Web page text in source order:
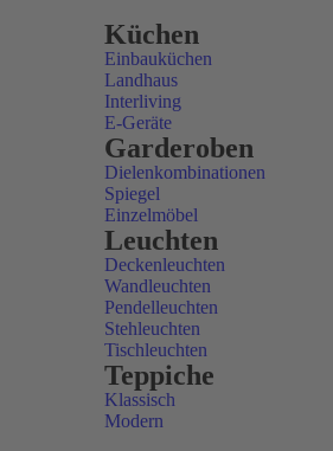
Küchen
Einbauküchen
Landhaus
Interliving
E-Geräte
Garderoben
Dielenkombinationen
Spiegel
Einzelmöbel
Leuchten
Deckenleuchten
Wandleuchten
Pendelleuchten
Stehleuchten
Tischleuchten
Teppiche
Klassisch
Modern